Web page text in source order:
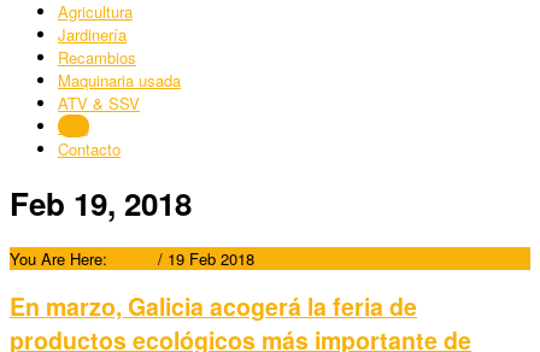
Agricultura
Jardinería
Recambios
Maquinaria usada
ATV & SSV
Blog
Contacto
Feb 19, 2018
You Are Here: / 19 Feb 2018
En marzo, Galicia acogerá la feria de
productos ecológicos más importante de